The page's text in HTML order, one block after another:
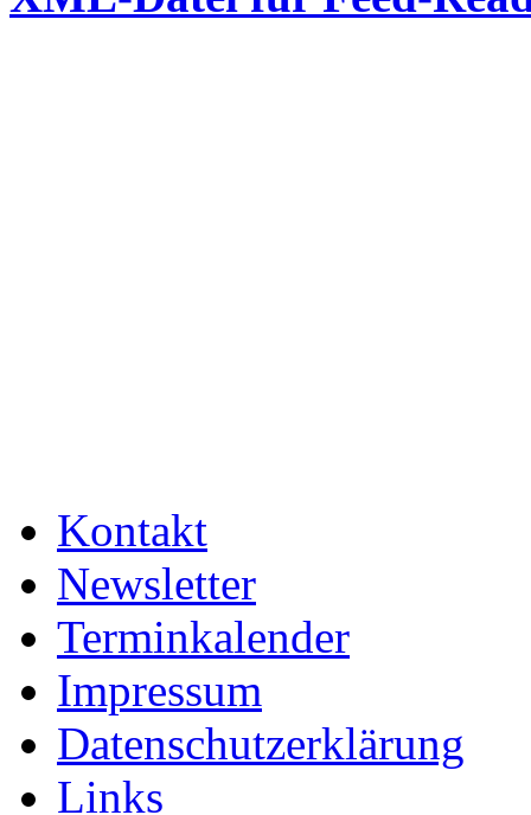
Kontakt
Newsletter
Terminkalender
Impressum
Datenschutzerklärung
Links